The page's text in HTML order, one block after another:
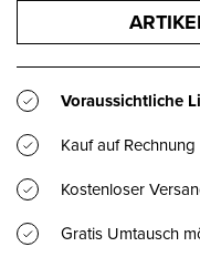
Voraussichtliche
Kauf auf Rechnung
Kostenloser
Gratis Umtausch